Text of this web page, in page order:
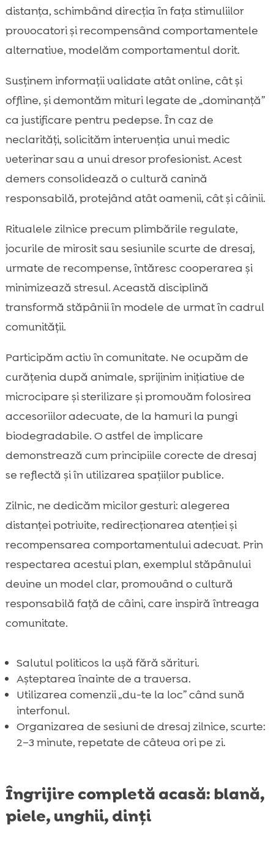
distanța, schimbând direcția în fața stimuliilor
provocatori și recompensând comportamentele
alternative, modelăm comportamentul dorit.
Susținem informații validate atât online, cât și
offline, și demontăm mituri legate de „dominanță”
ca justificare pentru pedepse. În caz de
neclarități, solicităm intervenția unui medic
veterinar sau a unui dresor profesionist. Acest
demers consolidează o cultură canină
responsabilă, protejând atât oamenii, cât și câinii.
Ritualele zilnice precum plimbările regulate,
jocurile de mirosit sau sesiunile scurte de dresaj,
urmate de recompense, întăresc cooperarea și
minimizează stresul. Această disciplină
transformă stăpânii în modele de urmat în cadrul
comunității.
Participăm activ în comunitate. Ne ocupăm de
curățenia după animale, sprijinim inițiative de
microcipare și sterilizare și promovăm folosirea
accesoriilor adecvate, de la hamuri la pungi
biodegradabile. O astfel de implicare
demonstrează cum principiile corecte de dresaj
se reflectă și în utilizarea spațiilor publice.
Zilnic, ne dedicăm micilor gesturi: alegerea
distanței potrivite, redirecționarea atenției și
recompensarea comportamentului adecvat. Prin
respectarea acestui plan, exemplul stăpânului
devine un model clar, promovând o cultură
responsabilă față de câini, care inspiră întreaga
comunitate.
Salutul politicos la ușă fără sărituri.
Așteptarea înainte de a traversa.
Utilizarea comenzii „du-te la loc” când sună
interfonul.
Organizarea de sesiuni de dresaj zilnice, scurte:
2–3 minute, repetate de câteva ori pe zi.
Îngrijire completă acasă: blană,
piele, unghii, dinți